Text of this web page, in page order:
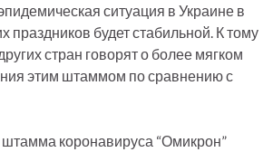
ситуация в Украине в
праздников будет стабильной. К тому
стран говорят о более мягком
этим штаммом по сравнению с
коронавируса “Омикрон”